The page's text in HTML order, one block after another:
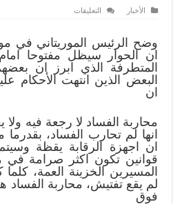
الأخبار التعليقات
ماضون
محاربة
الفساد
وسن
وضح الرئيس الموريتاني في
ان الحوار سيظل مفتوحا
المتطرفة الذي ابرز ان
البعض الذين انتهت الأحكام
ان
محاربة الفساد لا رجعة فيه
انها لم تحارب الفساد،
ان اجهزة الرقابة يقظة
قوانين تكون اكثر صرامة في
المسيرين الخزينة العمة،
لم يقع تفتيش، محاربة الفساد
فوق